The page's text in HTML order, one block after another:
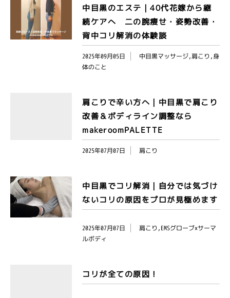
中目黒のエステ｜40代花嫁から継
続ケアへ 二の腕痩せ・姿勢改善・
背中コリ解消の体験談
2025年09月05日
中目黒マッサージ,肩こり,身
体のこと
肩こりで辛い方へ｜中目黒で肩こり
改善＆ボディライン調整なら
makeroomPALETTE
2025年07月07日 肩こり
中目黒でコリ解消｜自分では気づけ
ないコリの原因をプロが見極めます
2025年07月07日
肩こり,EMSグローブ×サーマ
ルボディ
コリが全ての原因！